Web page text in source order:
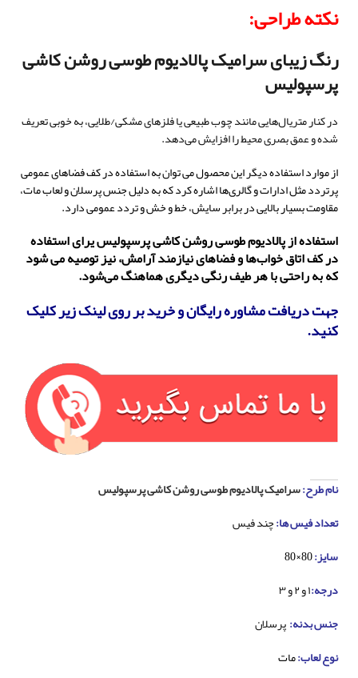
نکته طراحی:
رنگ زیبایسرامیک پالادیوم طوسی روشن کاشی
پرسپولیس
در کنار متریال‌هایی مانند چوب طبیعی یا فلزهای مشکی/طلایی، به خوبی تعریف
شده و عمق بصری محیط را افزایش می‌دهد.
از موارد استفاده دیگر این محصول می توان به استفاده در کف فضاهای عمومی
پرتردد مثل ادارات و گالری‌ها اشاره کرد که به دلیل جنس پرسلان و لعاب مات،
مقاومت بسیار بالایی در برابر سایش، خط و خش و تردد عمومی دارد.
استفاده از پالادیوم طوسی روشن کاشی پرسپولیس یرای استفاده
در کف اتاق خواب‌ها و فضاهای نیازمند آرامش، نیز توصیه می شود
که به راحتی با هر طیف رنگی دیگری هماهنگ می‌شود.
جهت دریافت مشاوره رایگان و خرید بر روی لینک زیر کلیک
کنید.
نام طرح:سرامیک پالادیوم طوسی روشن کاشی پرسپولیس
تعداد فیس ها:چند فیس
سایز:80×80
درجه:۱ و ۲ و ۳
جنس بدنه:پرسلان
نوع لعاب:مات